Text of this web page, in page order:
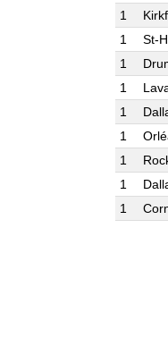
1
1
St-
1
1
1
1
1
1
1